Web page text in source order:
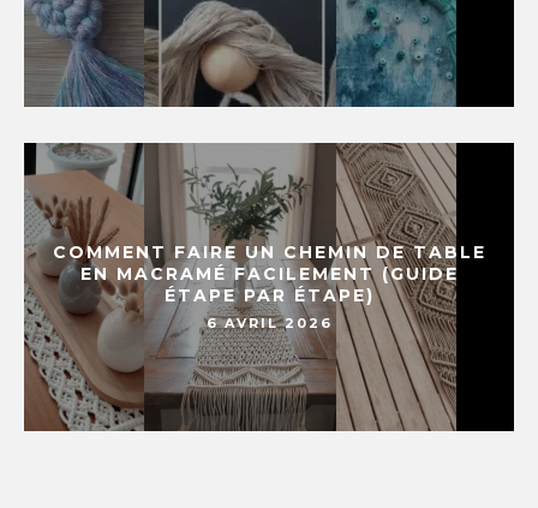
COMMENT FAIRE UN CHEMIN DE TABLE
EN MACRAMÉ FACILEMENT (GUIDE
ÉTAPE PAR ÉTAPE)
6 AVRIL 2026